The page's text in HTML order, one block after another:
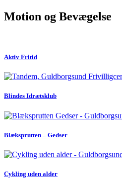
Motion og Bevægelse
Aktiv Fritid
Blindes Idrætsklub
Blæksprutten – Gedser
Cykling uden alder